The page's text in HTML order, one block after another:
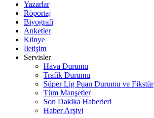
Yazarlar
Röportaj
Biyografi
Anketler
Künye
İletişim
Servisler
Hava Durumu
Trafik Durumu
Süper Lig Puan Durumu ve Fikstür
Tüm Manşetler
Son Dakika Haberleri
Haber Arşivi